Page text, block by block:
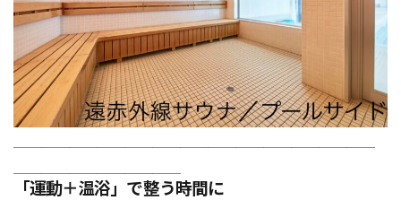
「運動＋温浴」で整う時間に